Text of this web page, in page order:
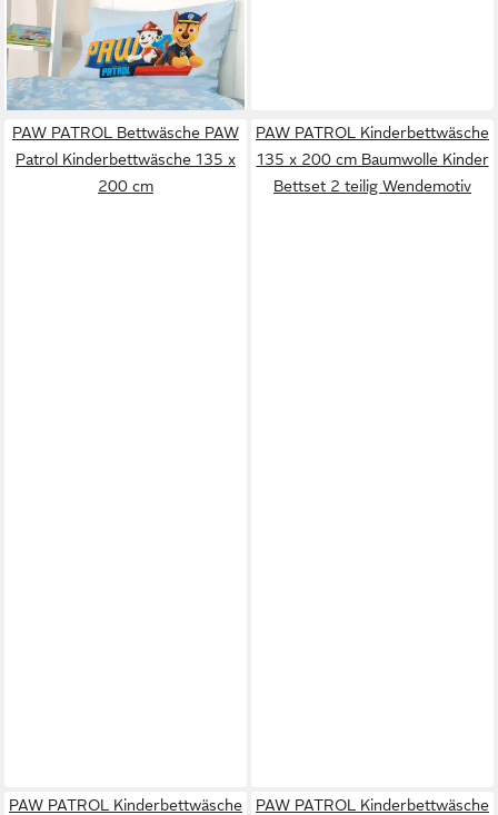
Babybettwäsche Paw Patrol,
Renforcé, 2 teilig
27,28 €
lieferbar - in 3-4 Werktagen bei dir
PAW PATROL Bettwäsche PAW
Patrol Kinderbettwäsche 135 x
200 cm
PAW PATROL Kinderbettwäsche
135 x 200 cm Baumwolle Kinder
Bettset 2 teilig Wendemotiv
PAW PATROL Kinderbettwäsche
PAW PATROL Kinderbettwäsche